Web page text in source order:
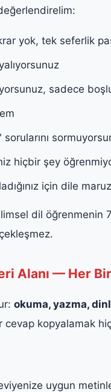
yok, tek seferlik
sadece
hiçbir şey
için dile
dil
Alanı — Her
okuma, yazma,
cevap kopyalamak
uygun